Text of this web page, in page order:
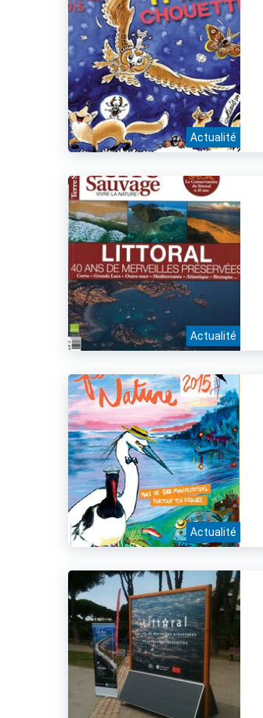
Actualité
Actualité
Actualité